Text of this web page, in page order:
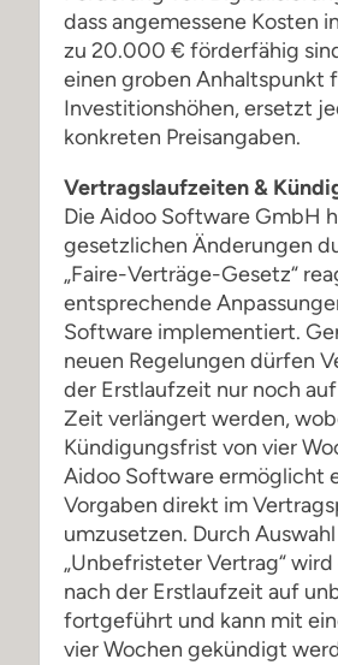
dass angemessene Kosten
zu 20.000 € förderfähig
einen groben Anhaltspunkt
Investitionshöhen, ersetzt
konkreten Preisangaben.
Vertragslaufzeiten &
Die Aidoo Software GmbH
gesetzlichen Änderungen
„Faire-Verträge-Gesetz“
entsprechende
Software implementiert.
neuen Regelungen dürfen
der Erstlaufzeit nur noch
Zeit verlängert werden,
Kündigungsfrist von vier
Aidoo Software ermöglicht
Vorgaben direkt im
umzusetzen. Durch
„Unbefristeter Vertrag“
nach der Erstlaufzeit auf
fortgeführt und kann mit
vier Wochen gekündigt